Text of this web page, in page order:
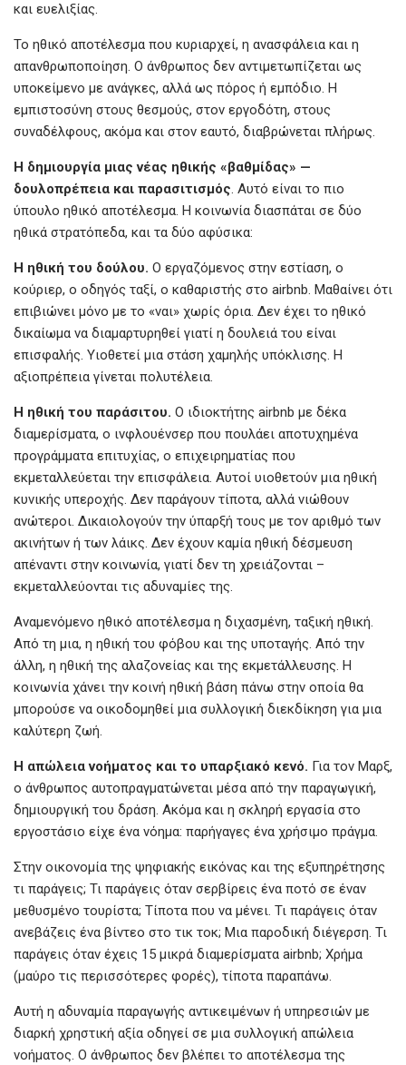
και ευελιξίας.
Το ηθικό αποτέλεσμα που κυριαρχεί, η ανασφάλεια και η
απανθρωποποίηση. Ο άνθρωπος δεν αντιμετωπίζεται ως
υποκείμενο με ανάγκες, αλλά ως πόρος ή εμπόδιο. Η
εμπιστοσύνη στους θεσμούς, στον εργοδότη, στους
συναδέλφους, ακόμα και στον εαυτό, διαβρώνεται πλήρως.
Η δημιουργία μιαςνέας ηθικής «βαθμίδας» —
δουλοπρέπεια και παρασιτισμός. Αυτό είναι το πιο
ύπουλο ηθικό αποτέλεσμα. Η κοινωνία διασπάται σε δύο
ηθικά στρατόπεδα, και τα δύο αφύσικα:
Η ηθική του δούλου. Ο εργαζόμενος στην εστίαση, ο
κούριερ, ο οδηγός ταξί, ο καθαριστής στο airbnb. Μαθαίνει ότι
επιβιώνει μόνο με το «ναι» χωρίς όρια. Δεν έχει το ηθικό
δικαίωμα να διαμαρτυρηθεί γιατί η δουλειά του είναι
επισφαλής. Υιοθετεί μια στάση χαμηλής υπόκλισης. Η
αξιοπρέπεια γίνεται πολυτέλεια.
Η ηθική του παράσιτου. Ο ιδιοκτήτης airbnb με δέκα
διαμερίσματα, ο ινφλουένσερ που πουλάει αποτυχημένα
προγράμματα επιτυχίας, ο επιχειρηματίας που
εκμεταλλεύεται την επισφάλεια. Αυτοί υιοθετούν μια ηθική
κυνικής υπεροχής. Δεν παράγουν τίποτα, αλλά νιώθουν
ανώτεροι. Δικαιολογούν την ύπαρξή τους με τον αριθμό των
ακινήτων ή των λάικς. Δεν έχουν καμία ηθική δέσμευση
απέναντι στην κοινωνία, γιατί δεν τη χρειάζονται –
εκμεταλλεύονται τις αδυναμίες της.
Αναμενόμενο ηθικό αποτέλεσμα η διχασμένη, ταξική ηθική.
Από τη μια, η ηθική του φόβου και της υποταγής. Από την
άλλη, η ηθική της αλαζονείας και της εκμετάλλευσης. Η
κοινωνία χάνει την κοινή ηθική βάση πάνω στην οποία θα
μπορούσε να οικοδομηθεί μια συλλογική διεκδίκηση για μια
καλύτερη ζωή.
Η απώλειανοήματος και το υπαρξιακό κενό. Για τον Μαρξ,
ο άνθρωπος αυτοπραγματώνεται μέσα από την παραγωγική,
δημιουργική του δράση. Ακόμα και η σκληρή εργασία στο
εργοστάσιο είχε ένα νόημα: παρήγαγες ένα χρήσιμο πράγμα.
Στην οικονομία της ψηφιακής εικόνας και της εξυπηρέτησης
τι παράγεις; Τι παράγεις όταν σερβίρεις ένα ποτό σε έναν
μεθυσμένο τουρίστα; Τίποτα που να μένει. Τι παράγεις όταν
ανεβάζεις ένα βίντεο στο τικ τοκ; Μια παροδική διέγερση. Τι
παράγεις όταν έχεις 15 μικρά διαμερίσματα airbnb; Χρήμα
(μαύρο τις περισσότερες φορές), τίποτα παραπάνω.
Αυτή η αδυναμία παραγωγής αντικειμένων ή υπηρεσιών με
διαρκή χρηστική αξία οδηγεί σε μια συλλογική απώλεια
νοήματος. Ο άνθρωπος δεν βλέπει το αποτέλεσμα της